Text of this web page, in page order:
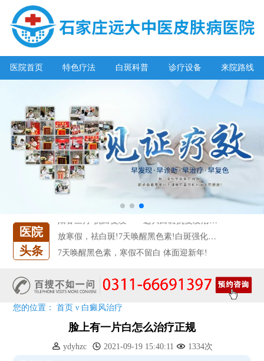
医院首页 特色疗法 白斑科普 诊疗设备 来院路线
医院
头条
预约从速!远大白转黑分享活动即将开幕!特邀北京专家来院坐诊!
恭贺伍德镜检查系统成功落户!暑期超强福利点击领取!
【世界白癜风日】白斑0元普查，更有多重福利千万别错过!
欢乐六一 “粽”享端午——彩绘童画世界 留住美丽瞬间
五一关爱全民皮肤健康，到院领取价值2240元白斑诊疗金!
阳春三月·抗白复发——远大白斑抗复发活动开启!
放寒假，祛白斑!7天唤醒黑色素!白斑强化诊疗进行中!
7天唤醒黑色素，寒假不留白 体面迎新年!
预约从速!远大白转黑分享活动即将开幕!特邀北京专家来院坐诊!
您的位置：首页 ν 白癜风治疗
脸上有一片白怎么治疗正规
ydyhzc 2021-09-19 15:40:11 1334次